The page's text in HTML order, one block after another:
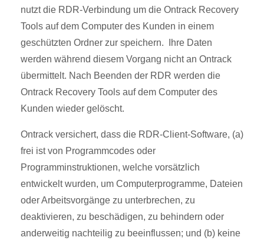
nutzt die RDR-Verbindung um die Ontrack Recovery
Tools auf dem Computer des Kunden in einem
geschützten Ordner zur speichern. Ihre Daten
werden während diesem Vorgang nicht an Ontrack
übermittelt. Nach Beenden der RDR werden die
Ontrack Recovery Tools auf dem Computer des
Kunden wieder gelöscht.
Ontrack versichert, dass die RDR-Client-Software, (a)
frei ist von Programmcodes oder
Programminstruktionen, welche vorsätzlich
entwickelt wurden, um Computerprogramme, Dateien
oder Arbeitsvorgänge zu unterbrechen, zu
deaktivieren, zu beschädigen, zu behindern oder
anderweitig nachteilig zu beeinflussen; und (b) keine